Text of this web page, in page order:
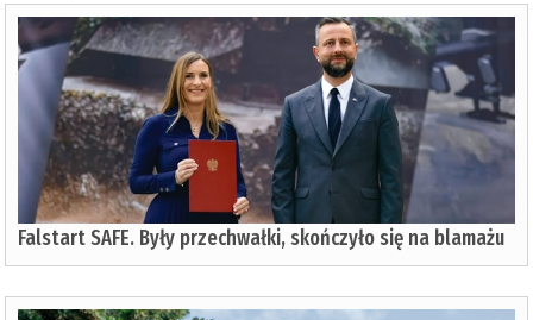
Falstart SAFE. Były przechwałki, skończyło się na blamażu